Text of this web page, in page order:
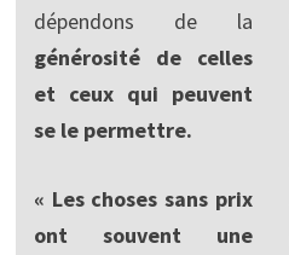
dépendons de la
générosité de celles
et ceux qui peuvent
se le permettre.
« Les choses sans prix
ont souvent une